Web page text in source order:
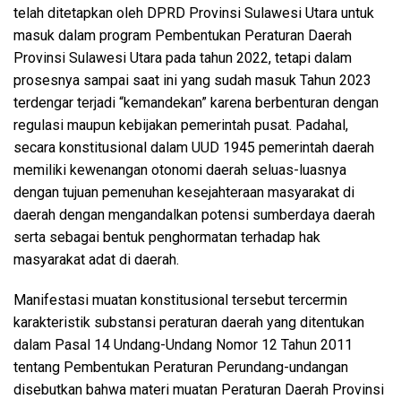
telah ditetapkan oleh DPRD Provinsi Sulawesi Utara untuk
masuk dalam program Pembentukan Peraturan Daerah
Provinsi Sulawesi Utara pada tahun 2022, tetapi dalam
prosesnya sampai saat ini yang sudah masuk Tahun 2023
terdengar terjadi “kemandekan” karena berbenturan dengan
regulasi maupun kebijakan pemerintah pusat. Padahal,
secara konstitusional dalam UUD 1945 pemerintah daerah
memiliki kewenangan otonomi daerah seluas-luasnya
dengan tujuan pemenuhan kesejahteraan masyarakat di
daerah dengan mengandalkan potensi sumberdaya daerah
serta sebagai bentuk penghormatan terhadap hak
masyarakat adat di daerah.
Manifestasi muatan konstitusional tersebut tercermin
karakteristik substansi peraturan daerah yang ditentukan
dalam Pasal 14 Undang-Undang Nomor 12 Tahun 2011
tentang Pembentukan Peraturan Perundang-undangan
disebutkan bahwa materi muatan Peraturan Daerah Provinsi